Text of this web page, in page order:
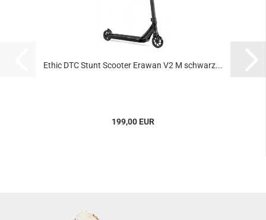
Ethic DTC Stunt Scooter Erawan V2 M schwarz...
199,00 EUR